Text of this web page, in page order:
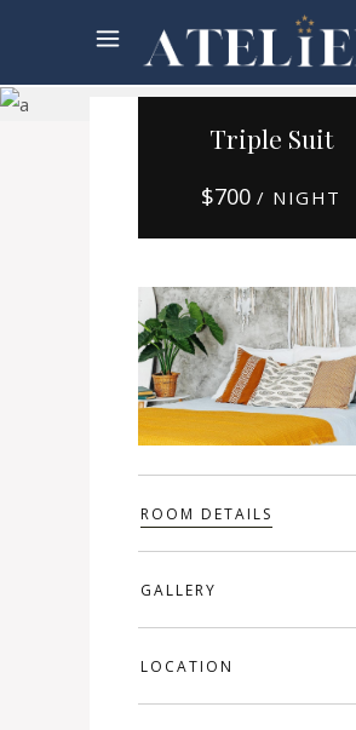
Booking
Triple Suit
$700 / NIGHT
ROOM DETAILS
GALLERY
LOCATION